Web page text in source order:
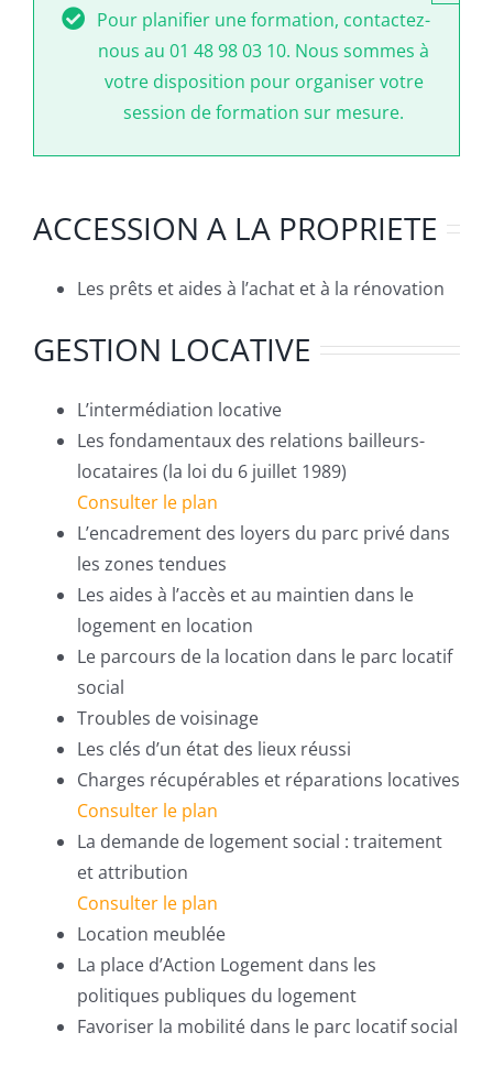
Pour planifier une formation, contactez-
nous au 01 48 98 03 10. Nous sommes à
votre disposition pour organiser votre
session de formation sur mesure.
ACCESSION A LA PROPRIETE
Les prêts et aides à l’achat et à la rénovation
GESTION LOCATIVE
L’intermédiation locative
Les fondamentaux des relations bailleurs-
locataires (la loi du 6 juillet 1989)
Consulter le plan
L’encadrement des loyers du parc privé dans
les zones tendues
Les aides à l’accès et au maintien dans le
logement en location
Le parcours de la location dans le parc locatif
social
Troubles de voisinage
Les clés d’un état des lieux réussi
Charges récupérables et réparations locatives
Consulter le plan
La demande de logement social : traitement
et attribution
Consulter le plan
Location meublée
La place d’Action Logement dans les
politiques publiques du logement
Favoriser la mobilité dans le parc locatif social